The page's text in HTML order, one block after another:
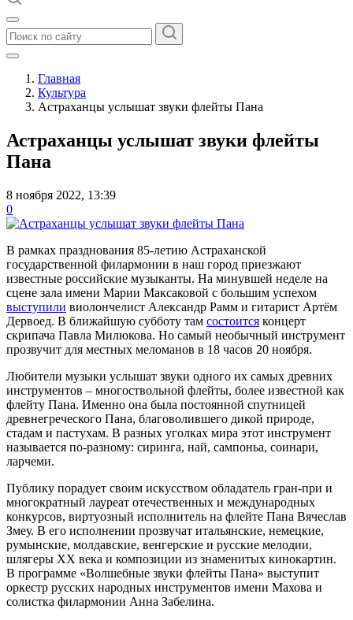
Главная
Культура
Астраханцы услышат звуки флейты Пана
Астраханцы услышат звуки флейты
Пана
8 ноября 2022, 13:39
0
В рамках празднования 85-летию Астраханской
государственной филармонии в наш город приезжают
известные российские музыканты. На минувшей неделе на
сцене зала имени Марии Максаковой с большим успехом
выступили виолончелист Александр Рамм и гитарист Артём
Дервоед. В ближайшую субботу там состоится концерт
скрипача Павла Милюкова. Но самый необычный инструмент
прозвучит для местных меломанов в 18 часов 20 ноября.
Любители музыки услышат звуки одного их самых древних
инструментов – многоствольной флейты, более известной как
флейту Пана. Именно она была постоянной спутницей
древнегреческого Пана, благоволившего дикой природе,
стадам и пастухам. В разных уголках мира этот инструмент
называется по-разному: сиринга, най, сампоньа, соинари,
ларчеми.
Публику порадует своим искусством обладатель гран-при и
многократный лауреат отечественных и международных
конкурсов, виртуозный исполнитель на флейте Пана Вячеслав
Змеу. В его исполнении прозвучат итальянские, немецкие,
румынские, молдавские, венгерские и русские мелодии,
шлягеры ХХ века и композиции из знаменитых кинокартин.
В программе «Волшебные звуки флейты Пана» выступит
оркестр русских народных инструментов имени Махова и
солистка филармонии Анна Забелина.